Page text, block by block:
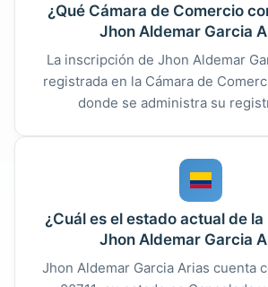
¿Qué Cámara de Comercio
Jhon Aldemar Garcia
La inscripción de Jhon Aldemar
registrada en la Cámara de
donde se administra su
¿Cuál es el estado actual de
Jhon Aldemar Garcia
Jhon Aldemar Garcia Arias cuenta